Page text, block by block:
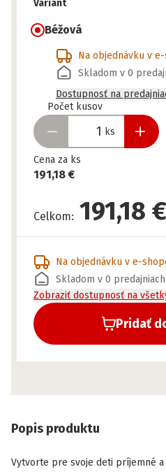
Variant
Béžová
Na objednávku v
Skladom v 0
Dostupnosť na
Počet kusov
ks
Pripravené
Cena za ks
191,18 €
Celkom: 191,18 €
Pridať
Na objednávku v e-
Skladom v 0 predajniach
Zobraziť dostupnosť na
Popis produktu
Vytvorte pre svoje deti príjemné